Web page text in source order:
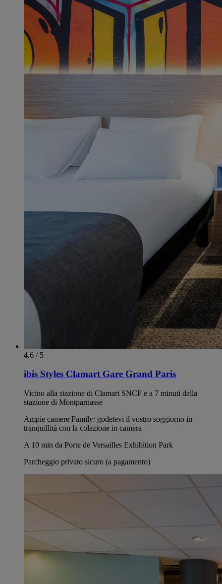
4.6 / 5
ibis Styles Clamart Gare Grand Paris
Vicino alla stazione di Clamart SNCF e a 7 minuti dalla
stazione di Montparnasse
Ampie camere Family: godetevi il vostro soggiorno in
tranquillità con la colazione in camera
A 10 min da Porte de Versailles Exhibition Park
Parcheggio privato sicuro (a pagamento)